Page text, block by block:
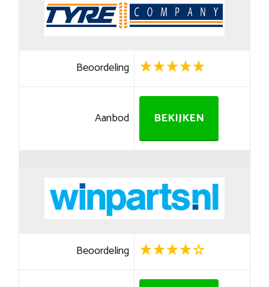
Beoordeling
Aanbod BEKIJKEN
Beoordeling